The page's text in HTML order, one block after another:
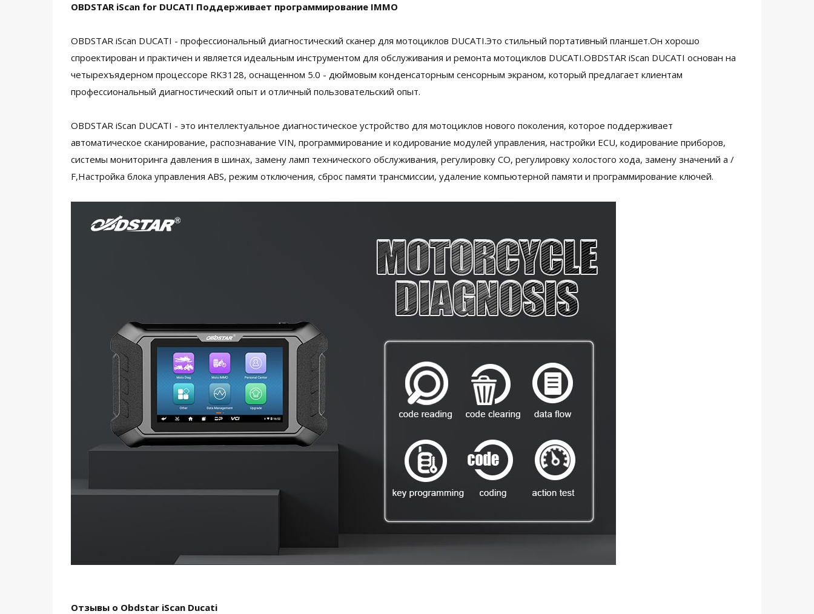
OBDSTAR iScan for DUCATI Поддерживает программирование IMMO
OBDSTAR iScan DUCATI - профессиональный диагностический сканер для мотоциклов DUCATI.Это стильный портативный планшет.Он хорошо
спроектирован и практичен и является идеальным инструментом для обслуживания и ремонта мотоциклов DUCATI.OBDSTAR iScan DUCATI основан на
четырехъядерном процессоре RK3128, оснащенном 5.0 - дюймовым конденсаторным сенсорным экраном, который предлагает клиентам
профессиональный диагностический опыт и отличный пользовательский опыт.
OBDSTAR iScan DUCATI - это интеллектуальное диагностическое устройство для мотоциклов нового поколения, которое поддерживает
автоматическое сканирование, распознавание VIN, программирование и кодирование модулей управления, настройки ECU, кодирование приборов,
системы мониторинга давления в шинах, замену ламп технического обслуживания, регулировку CO, регулировку холостого хода, замену значений a /
F,Настройка блока управления ABS, режим отключения, сброс памяти трансмиссии, удаление компьютерной памяти и программирование ключей.
Отзывы о Obdstar iScan Ducati